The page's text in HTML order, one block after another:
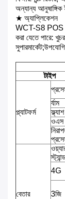
অন্যান্য আনুষাঙ্গিক
★ অ্যাপ্লিকেশন
WCT-S8 POS
করা যেতে পারে:
টাইপ
প্ল্যাটফর্ম
র্যাম
ফ্ল্যাশ
ওএস
বেতার
4G
3জি